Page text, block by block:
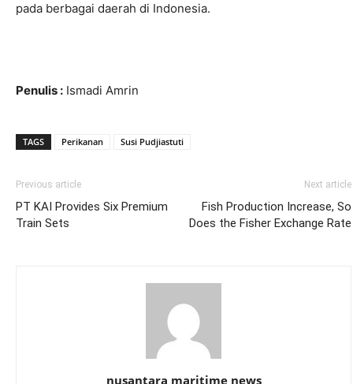
pada berbagai daerah di Indonesia.
Penulis : Ismadi Amrin
TAGS Perikanan Susi Pudjiastuti
Previous article
PT KAI Provides Six Premium
Train Sets
Next article
Fish Production Increase, So
Does the Fisher Exchange Rate
nusantara maritime news